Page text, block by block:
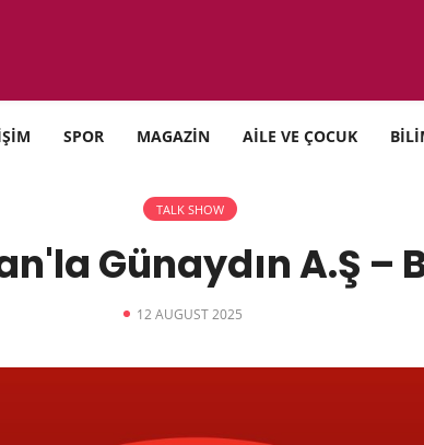
SPOR MAGAZİN AİLE VE ÇOCUK
TALK SHOW
Günaydın A.Ş –
12 AUGUST 2025